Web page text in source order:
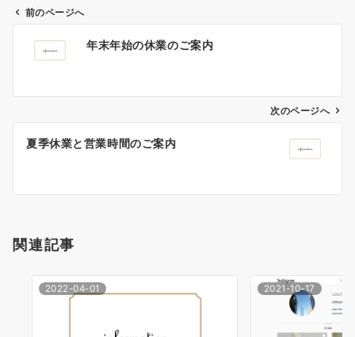
ビ
ン
前のページへ
年末年始の休業のご案内
次のページへ
夏季休業と営業時間のご案内
関連記事
2022-04-01 2021-10-17